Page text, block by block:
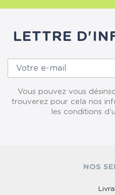
LETTRE
Vous pouvez vous
trouverez pour cela nos
les conditions
NOS